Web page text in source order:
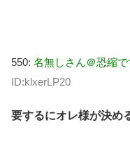
550: 名無しさん＠恐縮で
ID:klxerLP20
要するにオレ様が決め